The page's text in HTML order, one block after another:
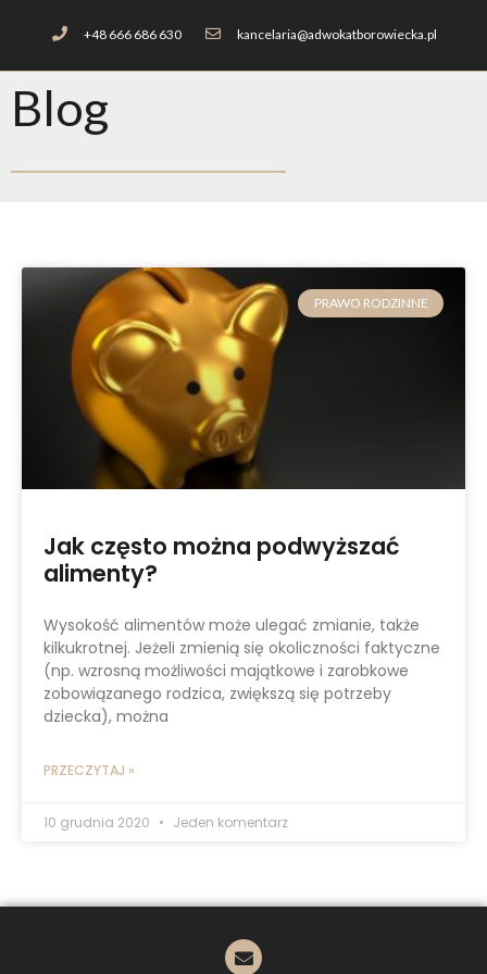
+48 666 686 630 kancelaria@adwokatborowiecka.pl
Blog
PRAWO RODZINNE
Jak często można podwyższać
alimenty?
Wysokość alimentów może ulegać zmianie, także
kilkukrotnej. Jeżeli zmienią się okoliczności faktyczne
(np. wzrosną możliwości majątkowe i zarobkowe
zobowiązanego rodzica, zwiększą się potrzeby
dziecka), można
PRZECZYTAJ »
10 grudnia 2020 Jeden komentarz